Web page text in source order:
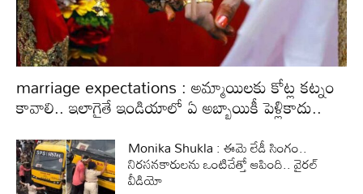
marriage expectations : అమ్మాయిలకు కోట్ల కట్నం
కావాలి.. ఇలాగైతే ఇండియాలో ఏ అబ్బాయికీ పెళ్లికాదు..
Monika Shukla : ఈమె లేడీ సింగం..
నిరసనకారులను ఒంటిచేత్తో ఆపింది.. వైరల్
వీడియో